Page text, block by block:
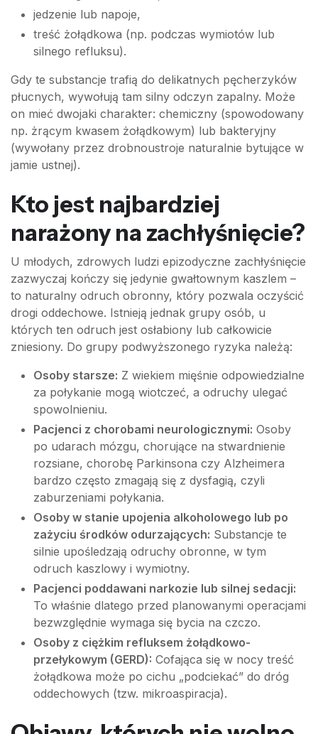
jedzenie lub napoje,
treść żołądkowa (np. podczas wymiotów lub
silnego refluksu).
Gdy te substancje trafią do delikatnych pęcherzyków
płucnych, wywołują tam silny odczyn zapalny. Może
on mieć dwojaki charakter: chemiczny (spowodowany
np. żrącym kwasem żołądkowym) lub bakteryjny
(wywołany przez drobnoustroje naturalnie bytujące w
jamie ustnej).
Kto jest najbardziej
narażony na zachłyśnięcie?
U młodych, zdrowych ludzi epizodyczne zachłyśnięcie
zazwyczaj kończy się jedynie gwałtownym kaszlem –
to naturalny odruch obronny, który pozwala oczyścić
drogi oddechowe. Istnieją jednak grupy osób, u
których ten odruch jest osłabiony lub całkowicie
zniesiony. Do grupy podwyższonego ryzyka należą:
Osoby starsze: Z wiekiem mięśnie odpowiedzialne
za połykanie mogą wiotczeć, a odruchy ulegać
spowolnieniu.
Pacjenci z chorobami neurologicznymi: Osoby
po udarach mózgu, chorujące na stwardnienie
rozsiane, chorobę Parkinsona czy Alzheimera
bardzo często zmagają się z dysfagią, czyli
zaburzeniami połykania.
Osoby w stanie upojenia alkoholowego lub po
zażyciu środków odurzających: Substancje te
silnie upośledzają odruchy obronne, w tym
odruch kaszlowy i wymiotny.
Pacjenci poddawani narkozie lub silnej sedacji:
To właśnie dlatego przed planowanymi operacjami
bezwzględnie wymaga się bycia na czczo.
Osoby z ciężkim refluksem żołądkowo-
przełykowym (GERD): Cofająca się w nocy treść
żołądkowa może po cichu „podciekać” do dróg
oddechowych (tzw. mikroaspiracja).